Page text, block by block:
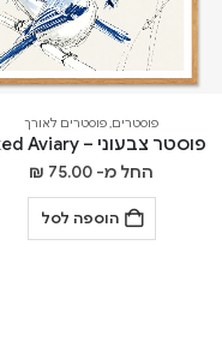
פוסטרים,פוסטרים לאורך
פוסטר צבעוני – Inked Aviary
החל מ- ₪ 75.00
הוספה לסל